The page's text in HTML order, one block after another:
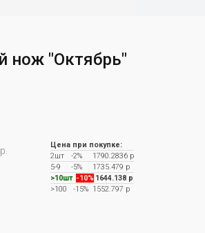
нож "Октябрь"
Цена при покупке:
2шт
-2%
1790.2836 р
5-9
-5%
1735.479 р
>10шт -10% 1644.138 р
>100
-15%1552.797 р